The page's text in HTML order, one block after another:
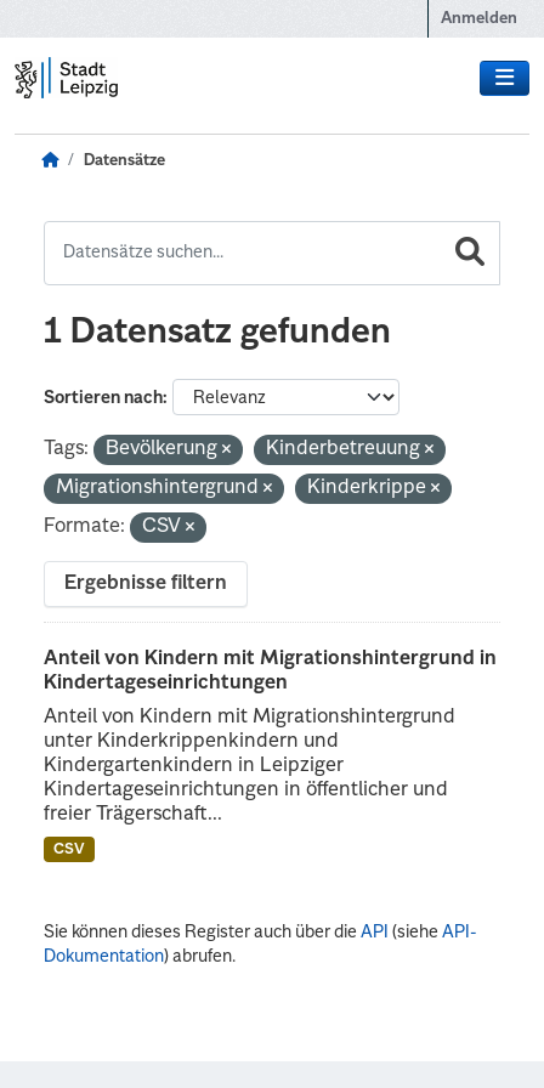
Anmelden
Datensätze
1 Datensatz gefunden
Sortieren nach
Tags: Bevölkerung
Kinderbetreuung
Migrationshintergrund
Kinderkrippe
Formate:
CSV
Ergebnisse filtern
Anteil von Kindern mit Migrationshintergrund in
Kindertageseinrichtungen
Anteil von Kindern mit Migrationshintergrund
unter Kinderkrippenkindern und
Kindergartenkindern in Leipziger
Kindertageseinrichtungen in öffentlicher und
freier Trägerschaft...
CSV
Sie können dieses Register auch über dieAPI (sieheAPI-
Dokumentation) abrufen.